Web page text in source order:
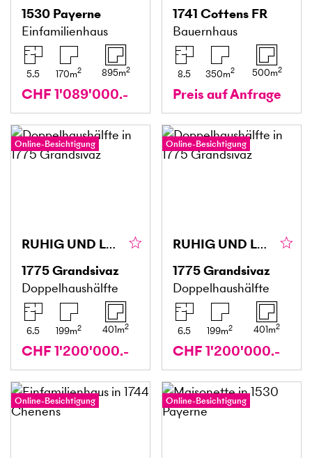
1530 Payerne
Einfamilienhaus
5.5 170m2 895m2
CHF 1'089'000.-
1741 Cottens FR
Bauernhaus
8.5 350m2 500m2
Preis auf Anfrage
Online-Besichtigung
RUHIG UND LUXURIÖS - VILLA A
1775Grandsivaz
Doppelhaushälfte
6.5 199m2 401m2
CHF 1'200'000.-
Online-Besichtigung
RUHIG UND LUXURIÖS - VILLA B
1775Grandsivaz
Doppelhaushälfte
6.5 199m2 401m2
CHF 1'200'000.-
Online-Besichtigung Online-Besichtigung